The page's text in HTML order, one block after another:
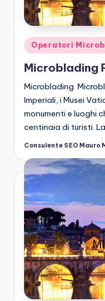
g
M
ic
o
b
n
di
n
g
M
ic
r
o
Posted
in
Operatori
Microblading
Microblading
Imperiali, i Musei
monumenti e luoghi
centinaia di turisti.
Posted
Consulente SEO Mauro